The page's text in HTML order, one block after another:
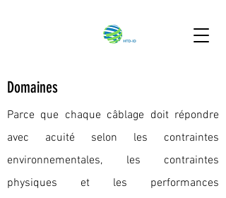
Parce que chaque câblage doit répondre
avec acuité selon les contraintes
environnementales, les contraintes
physiques et les performances
Domaines